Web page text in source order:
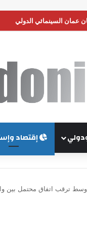
عمان السينمائي الدولي
إقتصاد
وسط ترقب اتفاق محتمل بين